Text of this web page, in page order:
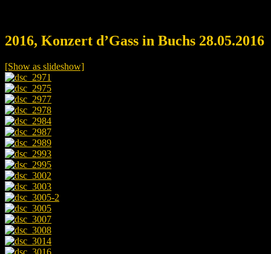
2016, Konzert d’Gass in Buchs 28.05.2016
[Show as slideshow]